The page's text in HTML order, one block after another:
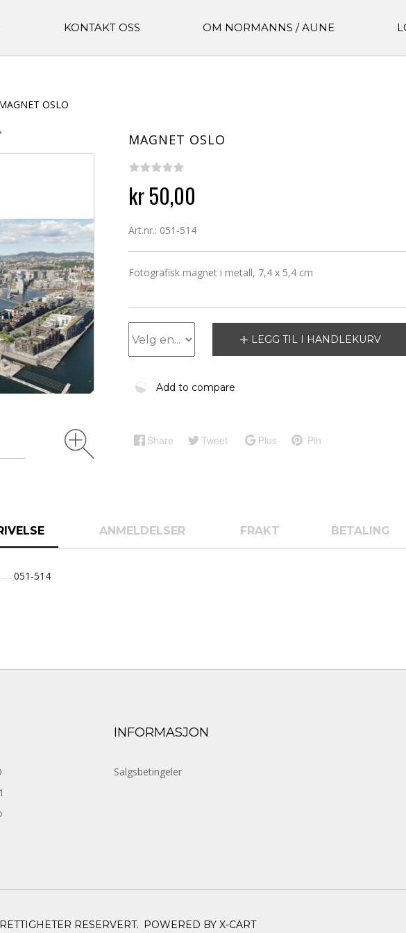
KONTAKT OSS OM NORMANNS / AUNE
OSLO
MAGNET OSLO
kr 50,00
Art.nr.: 051-514
Fotografisk magnet i metall, 7,4 x 5,4 cm
LEGG TIL I HANDLEKURV
Add to compare
Share Tweet Plus Pin
ANMELDELSER FRAKT BETALING
051-514
INFORMASJON
Salgsbetingeler
RESERVERT. POWERED BY X-CART